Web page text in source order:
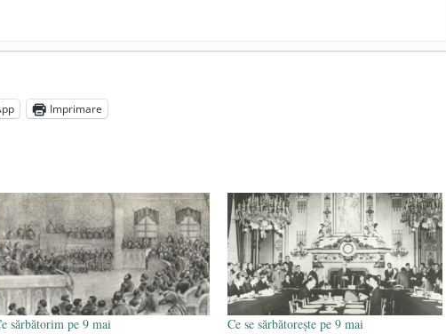
locul în unitățile de învățământ
radicale - 2 iunie 2020
media are prea puțin a face cu informarea
Imprimare
sărbătorim pe 9 mai Ce se sărbătorește pe 9 mai